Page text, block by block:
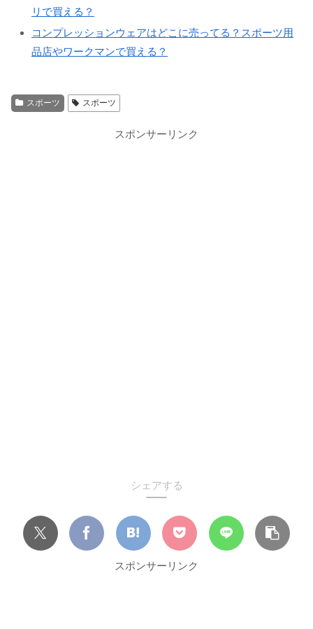
リで買える？
コンプレッションウェアはどこに売ってる？スポーツ用
品店やワークマンで買える？
スポーツ スポーツ
スポンサーリンク
シェアする
スポンサーリンク